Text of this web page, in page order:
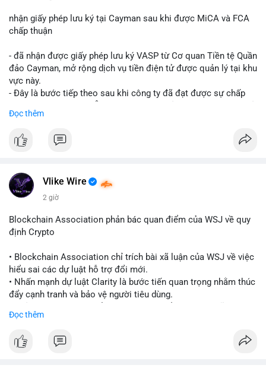
#vlikevn #titanbot
nhận giấy phép lưu ký tại Cayman sau khi được MiCA và FCA
chấp thuận
- đã nhận được giấy phép lưu ký VASP từ Cơ quan Tiền tệ Quần
đảo Cayman, mở rộng dịch vụ tiền điện tử được quản lý tại khu
vực này.
- Đây là bước tiếp theo sau khi công ty đã đạt được sự chấp
quy định toàn cầu.
một cách hợp pháp tại Cayman, thu hút thêm khách hàng tổ
tảng tiền điện tử tăng cường tuân thủ pháp lý để mở rộng hoạt
động.
#binancesquare #cryptonews #blockchain #regulation
#custody
$btc $eth
#vlikevn #titanbot
📰 Nguồn: Cointelegraph
Đọc thêm
Vlike Wire
2 giờ
Blockchain Association phản bác quan điểm của WSJ về quy
định Crypto
• Blockchain Association chỉ trích bài xã luận của WSJ về việc
hiểu sai các dự luật hỗ trợ đổi mới.
• Nhấn mạnh dự luật Clarity là bước tiến quan trọng nhằm thúc
đẩy cạnh tranh và bảo vệ người tiêu dùng.
tài sản số.
#blockchain #cryptonews
Đọc thêm